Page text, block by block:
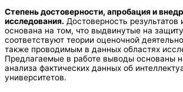
Степень достоверности, апробация и
исследования. Достоверность результатов
основана на том, что выдвинутые на
соответствуют теории оценочной
также проводимым в данных областях
Предлагаемые в работе выводы основаны
анализа фактических данных об
университетов.